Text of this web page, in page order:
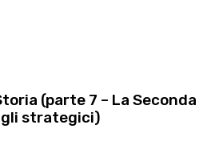
(parte 7 – La Seconda
gli strategici)